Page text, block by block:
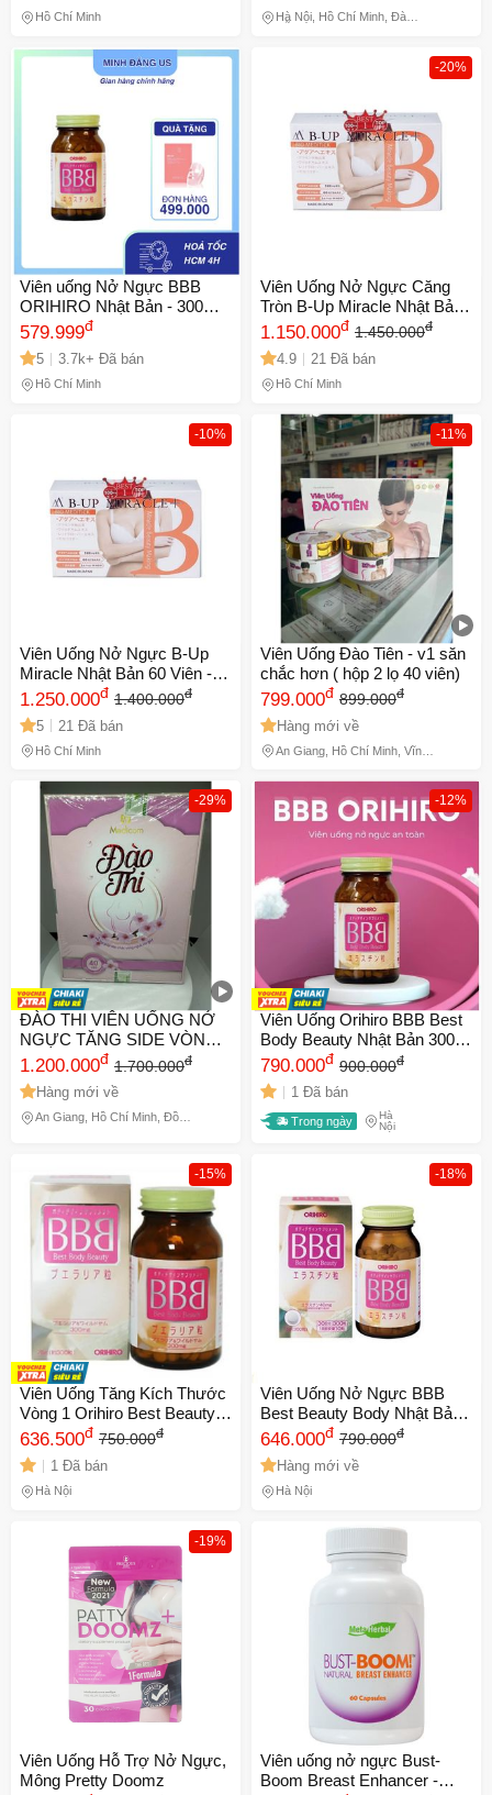
Hồ Chí Minh
Hà Nội, Hồ Chí Minh, Đà
Viên uống Nở Ngực BBB
ORIHIRO Nhật Bản - 300
Viên Tăng Kích Thước và
Săn Chắc Ngực cho Phụ Nữ
sau Sinh
579.999đ
5 3.7k+ Đã bán
Hồ Chí Minh
-20%
Viên Uống Nở Ngực Căng
Tròn B-Up Miracle Nhật Bản
60 Viên - Tăng Kích Thước
Vòng 1, Hỗ Trợ Săn Chắc,
Cải Thiện Ngực Chảy Xệ
1.150.000đ 1.450.000đ
4.9 21 Đã bán
Hồ Chí Minh
-10%
Viên Uống Nở Ngực B-Up
Miracle Nhật Bản 60 Viên -
Tăng Kích Thước Vòng 1 &
Săn Chắc Hiệu Quả dành
cho Phụ Nữ
1.250.000đ 1.400.000đ
5 21 Đã bán
Hồ Chí Minh
-11%
Viên Uống Đào Tiên - v1 săn
chắc hơn ( hộp 2 lọ 40 viên)
799.000đ 899.000đ
Hàng mới về
An Giang, Hồ Chí Minh, Vĩnh
-29%
ĐÀO THI VIÊN UỐNG NỞ
NGỰC TĂNG SIDE VÒNG 1
ĐÀO THI HỘP 40 VIÊN
1.200.000đ 1.700.000đ
Hàng mới về
An Giang, Hồ Chí Minh, Đồng
-12%
Viên Uống Orihiro BBB Best
Body Beauty Nhật Bản 300
Viên – Tăng kích thước vòng
1 tự nhiên và cải thiện sức
khỏe cho phái đẹp
790.000đ 900.000đ
1 Đã bán
Trong ngày
Hà
Nội
-15%
Viên Uống Tăng Kích Thước
Vòng 1 Orihiro Best Beauty
Body Nhật Bản - 300 Viên
636.500đ 750.000đ
1 Đã bán
Hà Nội
-18%
Viên Uống Nở Ngực BBB
Best Beauty Body Nhật Bản -
Tăng Kích Thước, Săn Chắc
Vòng 1 Sau Sinh
646.000đ 790.000đ
Hàng mới về
Hà Nội
-19%
Viên Uống Hỗ Trợ Nở Ngực,
Mông Pretty Doomz
Viên uống nở ngực Bust-
Boom Breast Enhancer -